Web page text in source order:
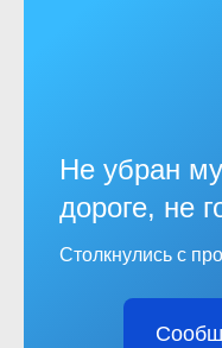
Не убран
дороге, не
Столкнулись с